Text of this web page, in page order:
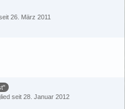
26. März 2011
seit 28. Januar 2012